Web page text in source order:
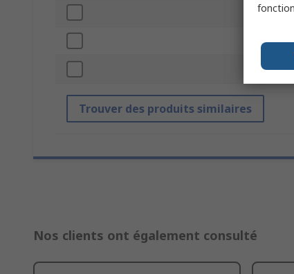
Série
Sans fil
Normes/
Trouver des produits similaires
Nos clients ont également consulté